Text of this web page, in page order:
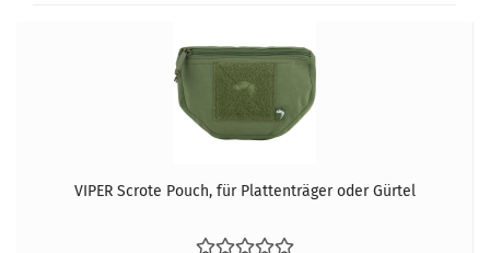
VIPER Scrote Pouch, für Plattenträger oder Gürtel